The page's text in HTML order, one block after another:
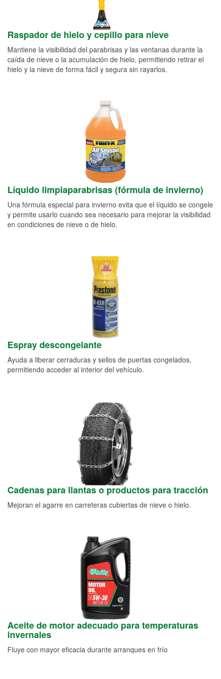
Raspador de hielo y cepillo para nieve
Mantiene la visibilidad del parabrisas y las ventanas durante la
caída de nieve o la acumulación de hielo, permitiendo retirar el
hielo y la nieve de forma fácil y segura sin rayarlos.
Líquido limpiaparabrisas (fórmula de invierno)
Una fórmula especial para invierno evita que el líquido se congele
y permite usarlo cuando sea necesario para mejorar la visibilidad
en condiciones de nieve o de hielo.
Espray descongelante
Ayuda a liberar cerraduras y sellos de puertas congelados,
permitiendo acceder al interior del vehículo.
Cadenas para llantas o productos para tracción
Mejoran el agarre en carreteras cubiertas de nieve o hielo.
Aceite de motor adecuado para temperaturas
invernales
Fluye con mayor eficacia durante arranques en frío